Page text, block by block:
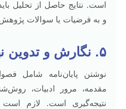
است. نتایج حاصل از تحلیل
و به فرضیات یا سوالات
۵. نگارش و تدوین نهایی
نوشتن پایان‌نامه شامل
مقدمه، مرور ادبیات،
نتیجه‌گیری است. لازم